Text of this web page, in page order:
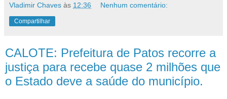
Vladimir Chaves às 12:36 Nenhum comentário:
Compartilhar
CALOTE: Prefeitura de Patos recorre a
justiça para recebe quase 2 milhões que
o Estado deve a saúde do município.